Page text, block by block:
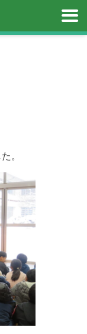
。